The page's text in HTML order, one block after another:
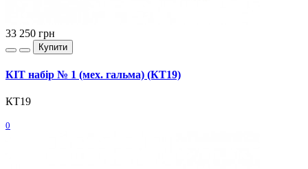
33 250 грн
Купити
КІТ набір № 1 (мех. гальма) (КТ19)
КТ19
0